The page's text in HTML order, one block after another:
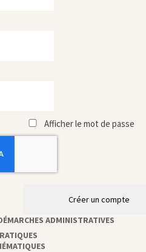
Afficher le mot de passe
Créer un compte
ADMINISTRATIVES